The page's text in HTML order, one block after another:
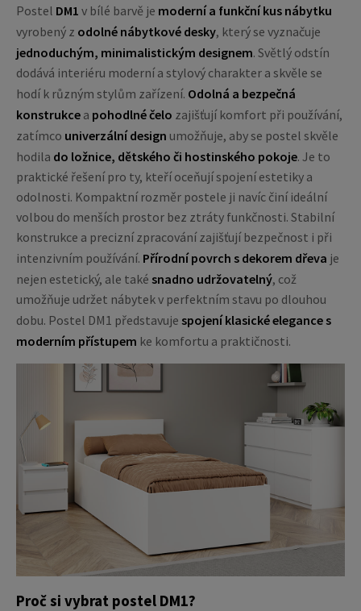
Postel DM1 v bílé barvě je moderní a funkční kus nábytku
vyrobený z odolné nábytkové desky, který se vyznačuje
jednoduchým, minimalistickým designem. Světlý odstín
dodává interiéru moderní a stylový charakter a skvěle se
hodí k různým stylům zařízení. Odolná a bezpečná
konstrukce a pohodlné čelo zajišťují komfort při používání,
zatímco univerzální design umožňuje, aby se postel skvěle
hodila do ložnice, dětského či hostinského pokoje. Je to
praktické řešení pro ty, kteří oceňují spojení estetiky a
odolnosti. Kompaktní rozměr postele ji navíc činí ideální
volbou do menších prostor bez ztráty funkčnosti. Stabilní
konstrukce a precizní zpracování zajišťují bezpečnost i při
intenzivním používání. Přírodní povrch s dekorem dřeva je
nejen estetický, ale také snadno udržovatelný, což
umožňuje udržet nábytek v perfektním stavu po dlouhou
dobu. Postel DM1 představuje spojení klasické elegance s
moderním přístupem ke komfortu a praktičnosti.
Proč si vybrat postel DM1?